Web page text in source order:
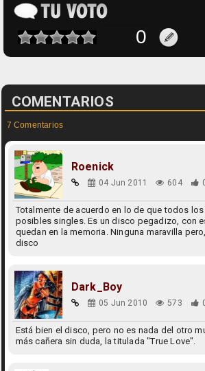
COMENTARIOS
7 Comentarios
Roenick
04 Jun 2011 604
Totalmente de acuerdo en lo de que todos los
posibles singles. Es un disco pegadizo, con
quedan en la memoria. Ninguna maravilla
disco
Dark_Boy
05 Jun 2010 573
Está bien el disco, pero no es nada del otro
más cañera sin duda, la titulada "True Love".